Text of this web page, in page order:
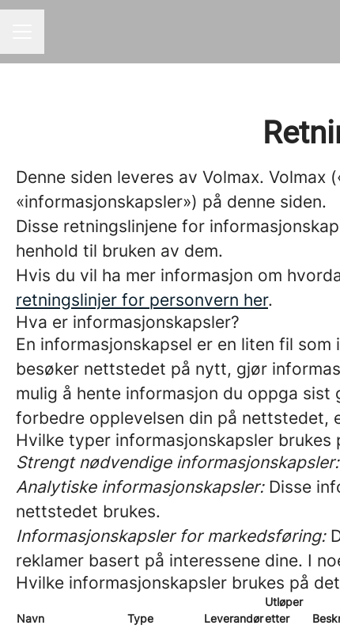
Denne siden leveres av Volmax.
«informasjonskapsler») på denne siden.
Disse retningslinjene for
henhold til bruken av dem.
Hvis du vil ha mer informasjon om
retningslinjer for personvern her.
Hva er informasjonskapsler?
En informasjonskapsel er en liten fil
besøker nettstedet på nytt, gjør
mulig å hente informasjon du oppga
forbedre opplevelsen din på nettstedet,
Hvilke typer informasjonskapsler
Strengt nødvendige informasjonskapsler:
Analytiske informasjonskapsler:Disse
nettstedet brukes.
Informasjonskapsler for markedsføring:
reklamer basert på interessene dine. I
Hvilke informasjonskapsler brukes på
Navn Type Leverandør
Utløper
etter